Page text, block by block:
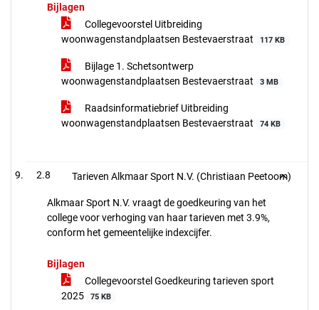
Bijlagen
Collegevoorstel Uitbreiding
woonwagenstandplaatsen Bestevaerstraat
117 KB
Bijlage 1. Schetsontwerp
woonwagenstandplaatsen Bestevaerstraat
3 MB
Raadsinformatiebrief Uitbreiding
woonwagenstandplaatsen Bestevaerstraat
74 KB
2.8 Tarieven Alkmaar Sport N.V. (Christiaan Peetoom)
Alkmaar Sport N.V. vraagt de goedkeuring van het
college voor verhoging van haar tarieven met 3.9%,
conform het gemeentelijke indexcijfer.
Bijlagen
Collegevoorstel Goedkeuring tarieven sport
2025
75 KB